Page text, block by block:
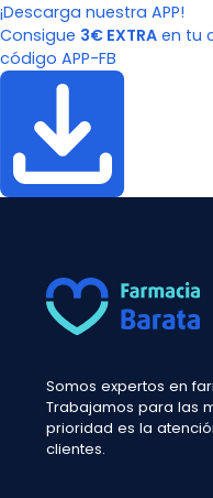
¡Descarga nuestra APP!
Consigue 3€ EXTRA en tu
código APP-FB
Somos expertos en
Trabajamos para las
prioridad es la
clientes.